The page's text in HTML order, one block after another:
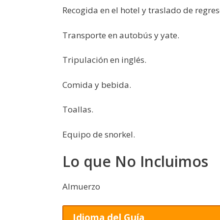
Recogida en el hotel y traslado de
Transporte en autobús y yate.
Tripulación en inglés.
Comida y bebida.
Toallas.
Equipo de snorkel.
Lo que No Incluimos
Almuerzo
Idioma del Guía